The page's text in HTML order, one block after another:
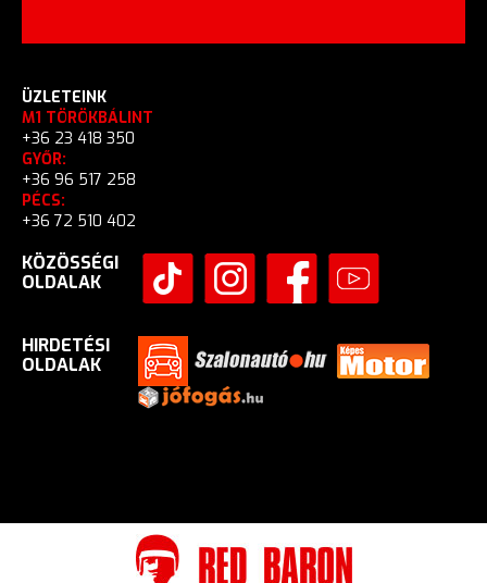
ÜZLETEINK
M1 TÖRÖKBÁLINT
+36 23 418 350
GYŐR:
+36 96 517 258
PÉCS:
+36 72 510 402
KÖZÖSSÉGI
OLDALAK
HIRDETÉSI
OLDALAK